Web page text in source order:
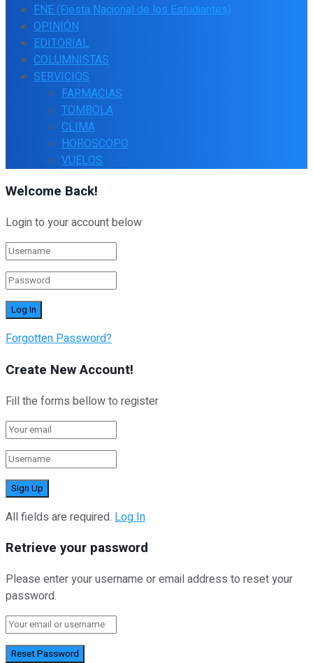
FNE (Fiesta Nacional de los Estudiantes)
OPINIÓN
EDITORIAL
COLUMNISTAS
SERVICIOS
FARMACIAS
TOMBOLA
CLIMA
HOROSCOPO
VUELOS
Welcome Back!
Login to your account below
Forgotten Password?
Create New Account!
Fill the forms bellow to register
All fields are required. Log In
Retrieve your password
Please enter your username or email address to reset your
password.